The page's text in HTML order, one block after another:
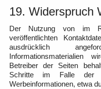
19. Widerspruch
Der Nutzung von im
veröffentlichten
ausdrücklich
Informationsmaterialien
Betreiber der Seiten
Schritte im Falle der
Werbeinformationen, etwa